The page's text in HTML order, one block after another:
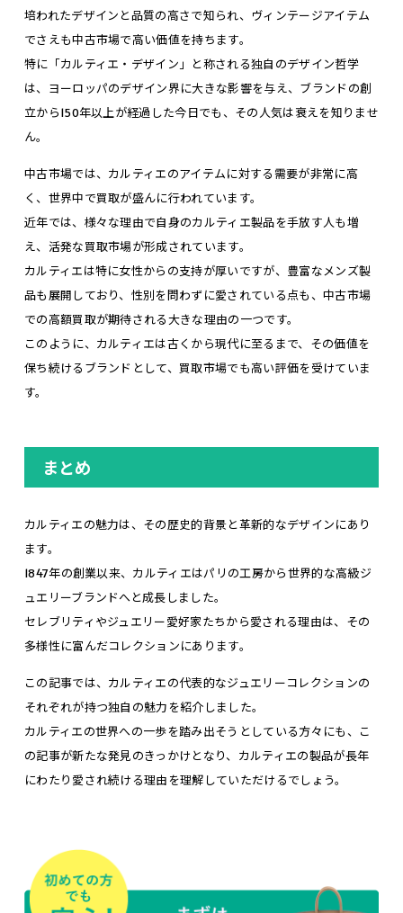
培われたデザインと品質の高さで知られ、ヴィンテージアイテム
でさえも中古市場で高い価値を持ちます。
特に「カルティエ・デザイン」と称される独自のデザイン哲学
は、ヨーロッパのデザイン界に大きな影響を与え、ブランドの創
立から150年以上が経過した今日でも、その人気は衰えを知りませ
ん。
中古市場では、カルティエのアイテムに対する需要が非常に高
く、世界中で買取が盛んに行われています。
近年では、様々な理由で自身のカルティエ製品を手放す人も増
え、活発な買取市場が形成されています。
カルティエは特に女性からの支持が厚いですが、豊富なメンズ製
品も展開しており、性別を問わずに愛されている点も、中古市場
での高額買取が期待される大きな理由の一つです。
このように、カルティエは古くから現代に至るまで、その価値を
保ち続けるブランドとして、買取市場でも高い評価を受けていま
す。
まとめ
カルティエの魅力は、その歴史的背景と革新的なデザインにあり
ます。
1847年の創業以来、カルティエはパリの工房から世界的な高級ジ
ュエリーブランドへと成長しました。
セレブリティやジュエリー愛好家たちから愛される理由は、その
多様性に富んだコレクションにあります。
この記事では、カルティエの代表的なジュエリーコレクションの
それぞれが持つ独自の魅力を紹介しました。
カルティエの世界への一歩を踏み出そうとしている方々にも、こ
の記事が新たな発見のきっかけとなり、カルティエの製品が長年
にわたり愛され続ける理由を理解していただけるでしょう。